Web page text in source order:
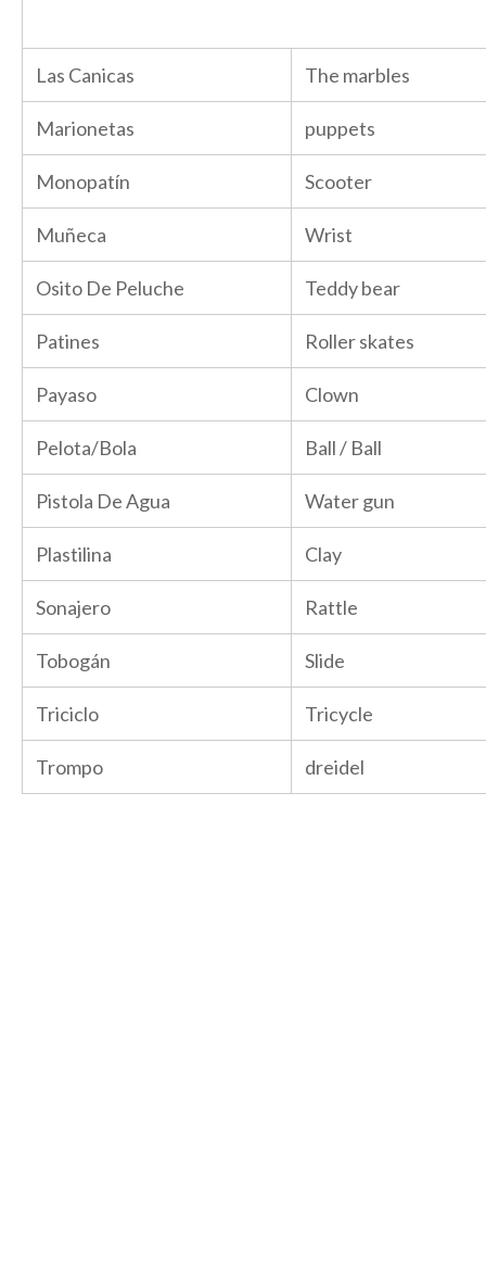
Las Canicas The marbles
Marionetas puppets
Monopatín Scooter
Muñeca Wrist
Osito De Peluche Teddy bear
Patines Roller skates
Payaso Clown
Pelota/Bola Ball / Ball
Pistola De Agua Water gun
Plastilina Clay
Sonajero Rattle
Tobogán Slide
Triciclo Tricycle
Trompo dreidel